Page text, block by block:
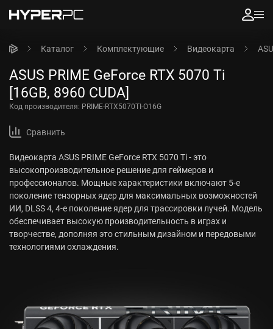
Каталог Комплектующие Видеокарта
ASUS PRIME GeForce RTX 5070 Ti
[16GB, 8960 CUDA]
Код производителя: PRIME-RTX5070TI-O16G
Сравнить
Видеокарта ASUS PRIME GeForce RTX 5070 Ti - это
высокопроизводительное решение для геймеров и
профессионалов. Мощные характеристики включают 5-е
поколение тензорных ядер для максимальных возможностей
ИИ, DLSS 4, 4-е поколение ядер для трассировки лучей. Модель
обеспечивает высокую производительность в играх и
творчестве, дополняя это стильным дизайном и передовыми
технологиями охлаждения.